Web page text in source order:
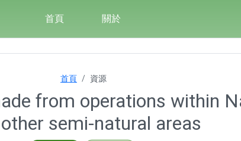
首頁 關於
首頁 資源
from operations within
semi-natural areas